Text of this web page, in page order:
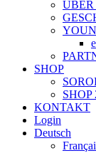
ÜBER
SHOP
KONTAKT
Login
Deutsch